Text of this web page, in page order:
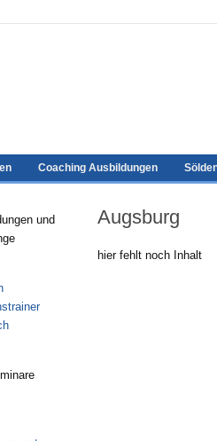
Coaching Ausbildungen
Augsburg
hier fehlt noch Inhalt